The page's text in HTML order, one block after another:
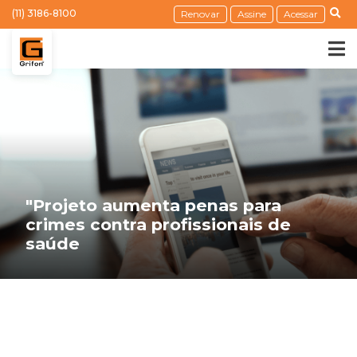
(11) 3186-8100 Renovar Assine Acessar
"Projeto aumenta penas para
crimes contra profissionais de
saúde